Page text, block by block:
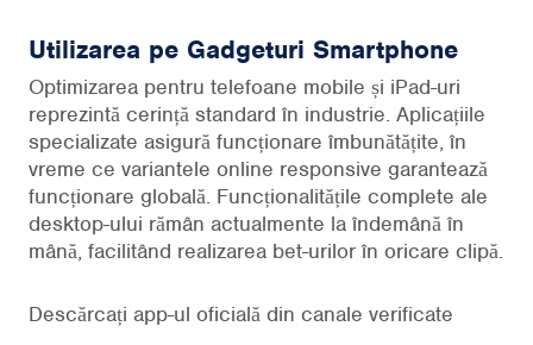
Utilizarea pe Gadgeturi Smartphone
Optimizarea pentru telefoane mobile și iPad-uri
reprezintă cerință standard în industrie. Aplicațiile
specializate asigură funcționare îmbunătățite, în
vreme ce variantele online responsive garantează
funcționare globală. Funcționalitățile complete ale
desktop-ului rămân actualmente la îndemână în
mână, facilitând realizarea bet-urilor în oricare clipă.
Descărcați app-ul oficială din canale verificate